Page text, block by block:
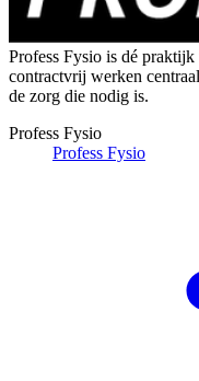
Profess Fysio is dé
contractvrij werken
de zorg die nodig is.
Profess Fysio
Profess Fysio